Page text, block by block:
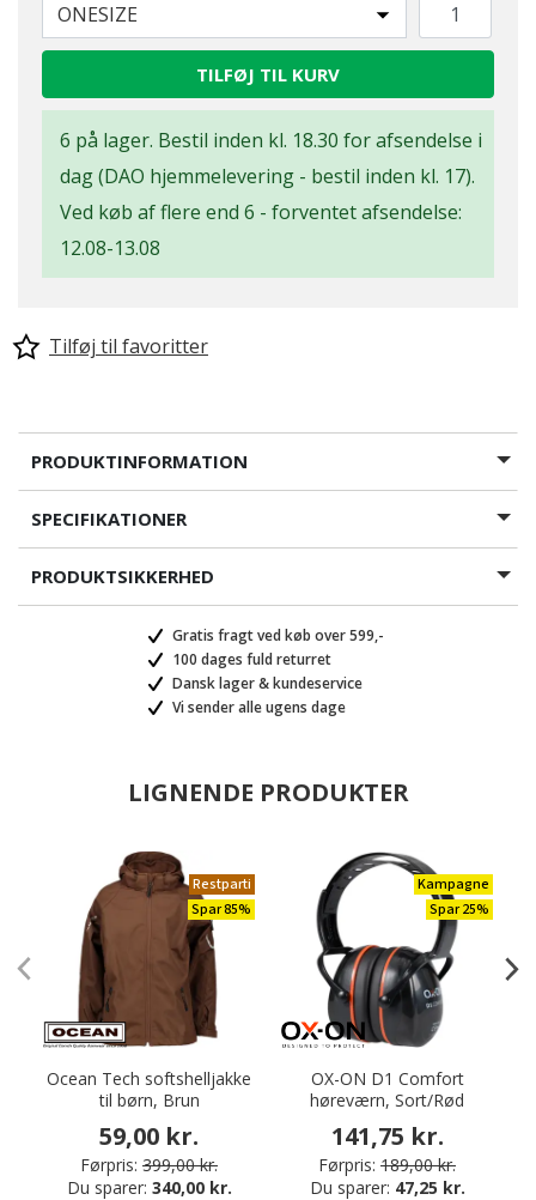
ONESIZE
TILFØJ TIL KURV
6 på lager. Bestil inden kl. 18.30 for afsendelse i
dag (DAO hjemmelevering - bestil inden kl. 17).
Ved køb af flere end 6 - forventet afsendelse:
12.08-13.08
Tilføj til favoritter
PRODUKTINFORMATION
SPECIFIKATIONER
PRODUKTSIKKERHED
Gratis fragt ved køb over 599,-
100 dages fuld returret
Dansk lager & kundeservice
Vi sender alle ugens dage
LIGNENDE PRODUKTER
Restparti
Spar 85%
Ocean Tech softshelljakke
til børn, Brun
59,00 kr.
Førpris: 399,00 kr.
Du sparer: 340,00 kr.
Kampagne
Spar 25%
OX-ON D1 Comfort
høreværn, Sort/Rød
141,75 kr.
Førpris: 189,00 kr.
Du sparer: 47,25 kr.